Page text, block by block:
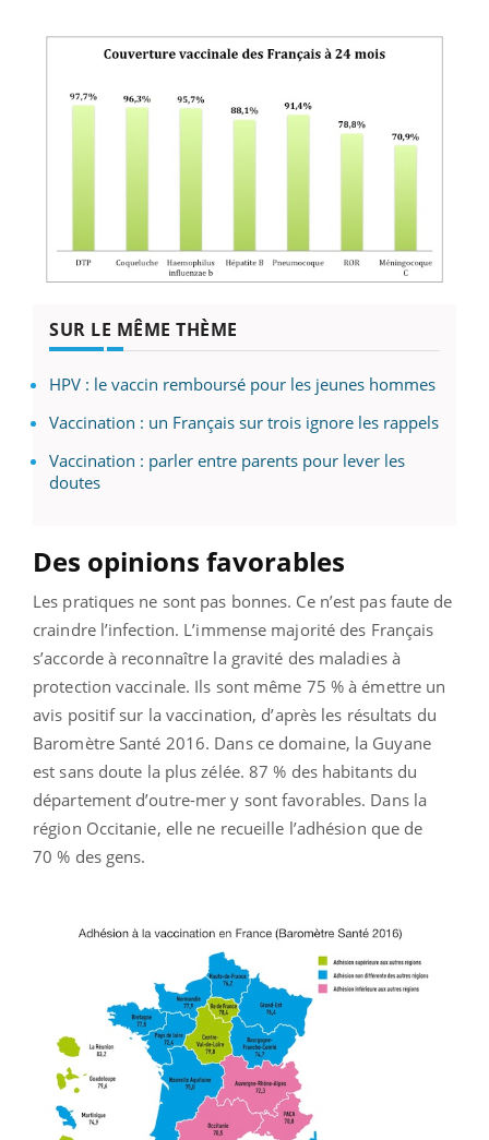
SUR LE MÊME THÈME
HPV : le vaccin remboursé pour les jeunes hommes
Vaccination : un Français sur trois ignore les rappels
Vaccination : parler entre parents pour lever les
doutes
Des opinions favorables
Les pratiques ne sont pas bonnes. Ce n’est pas faute de
craindre l’infection. L’immense majorité des Français
s’accorde à reconnaître la gravité des maladies à
protection vaccinale. Ils sont même 75 % à émettre un
avis positif sur la vaccination, d’après les résultats du
Baromètre Santé 2016. Dans ce domaine, la Guyane
est sans doute la plus zélée. 87 % des habitants du
département d’outre-mer y sont favorables. Dans la
région Occitanie, elle ne recueille l’adhésion que de
70 % des gens.